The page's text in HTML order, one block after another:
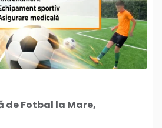
de Fotbal la Mare,